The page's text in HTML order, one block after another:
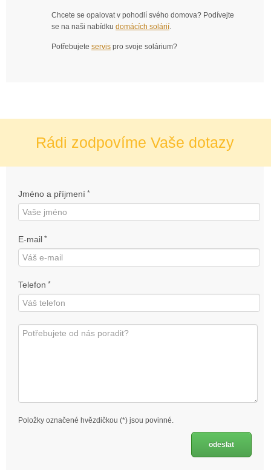
Chcete se opalovat v pohodlí svého domova? Podívejte
se na naši nabídku domácích solárií.
Potřebujete servis pro svoje solárium?
Rádi zodpovíme Vaše dotazy
Jméno a příjmení *
E-mail *
Telefon *
Položky označené hvězdičkou (*) jsou povinné.